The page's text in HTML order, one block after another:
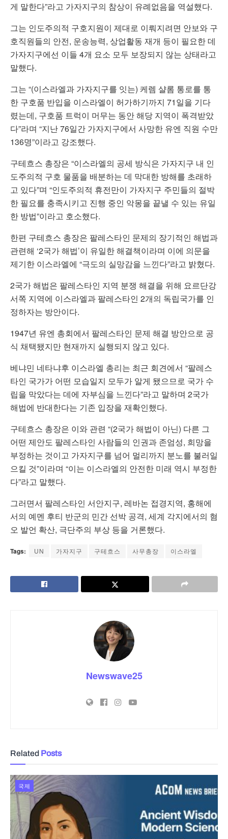
게 말한다”라고 가자지구의 참상이 유례없음을 역설했다.
그는 인도주의적 구호지원이 제대로 이뤄지려면 안보와 구
호직원들의 안전, 운송능력, 상업활동 재개 등이 필요한 데
가자지구에선 이들 4개 요소 모두 보장되지 않는 상태라고
말했다.
그는 “(이스라엘과 가자지구를 잇는) 케렘 샬롬 통로를 통
한 구호품 반입을 이스라엘이 허가하기까지 71일을 기다
렸는데, 구호품 트럭이 머무는 동안 해당 지역이 폭격받았
다”라며 “지난 76일간 가자지구에서 사망한 유엔 직원 수만
136명”이라고 강조했다.
구테흐스 총장은 “이스라엘의 공세 방식은 가자지구 내 인
도주의적 구호 물품을 배분하는 데 막대한 방해를 초래하
고 있다”며 “인도주의적 휴전만이 가자지구 주민들의 절박
한 필요를 충족시키고 진행 중인 악몽을 끝낼 수 있는 유일
한 방법”이라고 호소했다.
한편 구테흐스 총장은 팔레스타인 문제의 장기적인 해법과
관련해 ‘2국가 해법’이 유일한 해결책이라며 이에 의문을
제기한 이스라엘에 “극도의 실망감을 느낀다”라고 밝혔다.
2국가 해법은 팔레스타인 지역 분쟁 해결을 위해 요르단강
서쪽 지역에 이스라엘과 팔레스타인 2개의 독립국가를 인
정하자는 방안이다.
1947년 유엔 총회에서 팔레스타인 문제 해결 방안으로 공
식 채택됐지만 현재까지 실행되지 않고 있다.
베냐민 네타냐후 이스라엘 총리는 최근 회견에서 “팔레스
타인 국가가 어떤 모습일지 모두가 알게 됐으므로 국가 수
립을 막았다는 데에 자부심을 느낀다”라고 말하며 2국가
해법에 반대한다는 기존 입장을 재확인했다.
구테흐스 총장은 이와 관련 “(2국가 해법이 아닌) 다른 그
어떤 제안도 팔레스타인 사람들의 인권과 존엄성, 희망을
부정하는 것이고 가자지구를 넘어 멀리까지 분노를 불러일
으킬 것”이라며 “이는 이스라엘의 안전한 미래 역시 부정한
다”라고 말했다.
그러면서 팔레스타인 서안지구, 레바논 접경지역, 홍해에
서의 예멘 후티 반군의 민간 선박 공격, 세계 각지에서의 혐
오 발언 확산, 극단주의 부상 등을 거론했다.
Tags: UN 가자지구 구테흐스 사무총장 이스라엘
Newswave25
Related Posts
국제